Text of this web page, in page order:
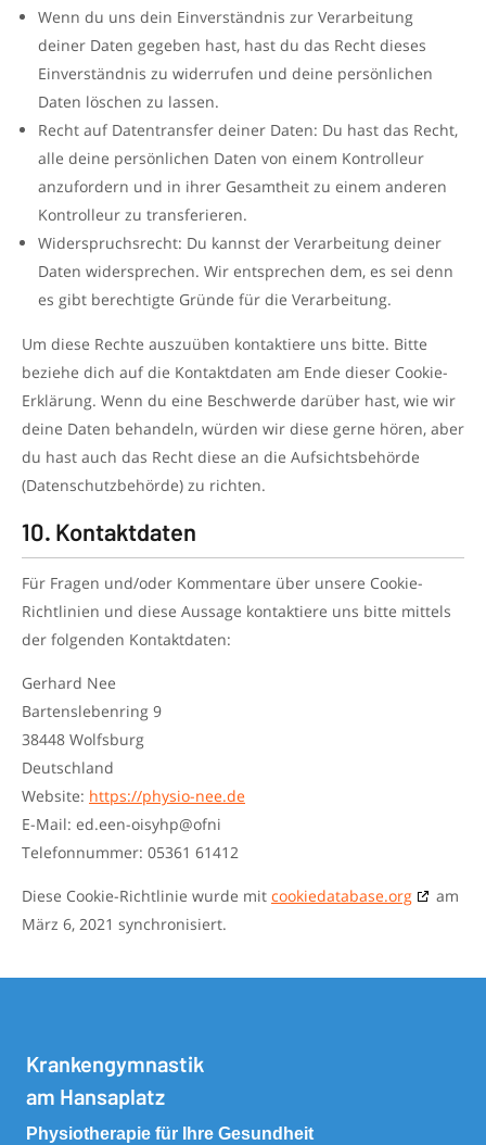
Wenn du uns dein Einverständnis zur Verarbeitung
deiner Daten gegeben hast, hast du das Recht dieses
Einverständnis zu widerrufen und deine persönlichen
Daten löschen zu lassen.
Recht auf Datentransfer deiner Daten: Du hast das Recht,
alle deine persönlichen Daten von einem Kontrolleur
anzufordern und in ihrer Gesamtheit zu einem anderen
Kontrolleur zu transferieren.
Widerspruchsrecht: Du kannst der Verarbeitung deiner
Daten widersprechen. Wir entsprechen dem, es sei denn
es gibt berechtigte Gründe für die Verarbeitung.
Um diese Rechte auszuüben kontaktiere uns bitte. Bitte
beziehe dich auf die Kontaktdaten am Ende dieser Cookie-
Erklärung. Wenn du eine Beschwerde darüber hast, wie wir
deine Daten behandeln, würden wir diese gerne hören, aber
du hast auch das Recht diese an die Aufsichtsbehörde
(Datenschutzbehörde) zu richten.
10. Kontaktdaten
Für Fragen und/oder Kommentare über unsere Cookie-
Richtlinien und diese Aussage kontaktiere uns bitte mittels
der folgenden Kontaktdaten:
Gerhard Nee
Bartenslebenring 9
38448 Wolfsburg
Deutschland
Website: https://physio-nee.de
E-Mail: ed.een-oisyhp@ofni
Telefonnummer: 05361 61412
Diese Cookie-Richtlinie wurde mit cookiedatabase.org
am
März 6, 2021 synchronisiert.
Krankengymnastik
am Hansaplatz
Physiotherapie für Ihre Gesundheit